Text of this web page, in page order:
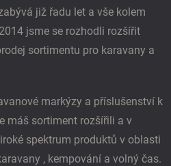
již řadu let a vše kolem
jsme se rozhodli rozšířit
sortimentu pro karavany a
markýzy a příslušenství k
máš sortiment rozšířili a v
spektrum produktů v oblasti
, kempování a volný čas.